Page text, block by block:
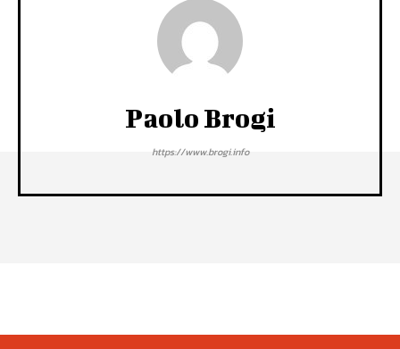
Paolo Brogi
https://www.brogi.info